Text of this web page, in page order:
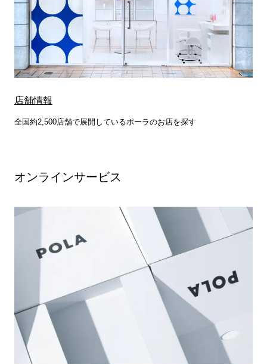
店舗情報
全国約2,500店舗で展開しているポーラのお店を探す
オンラインサービス